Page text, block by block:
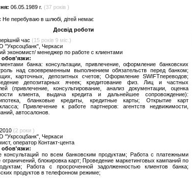
06.05.1989 г. (37 років )
Не перебуваю в шлюбі, дітей немає
Досвід роботи
час (15 років 9 міс.)
"Укрсоцбанк", Черкаси
экономист/ менеджер по работе с клиентами
обов'язки:
банка: консультации, привлечение, оформление банковских
над своевременным выполнением обязательств перед банком;
карточных, депозитных счетов; Оформление SWIFTпереводов;
депозитарных ячеек; кредитование физ. Лиц и частных
(привлечение, консультирование, анализ документации, оценка
клиента, выдача кредита и дальнейшее сопровождение):
бланковые кредиты, кредитные карты; Открытие карт
Привлечение к работе партнеров: агентств недвижимости,
автосалонов.
(2 роки )
"Укрсоцбанк", Черкаси
оператор Контакт-цента
обов'язки:
консультаций по всем банковским продуктам; Работа с платежными
ограничений, блокировка карт; Проведение маркетинговых кампаний по
Работа с просроченной задолженностью клиентов банка;
продуктов в телефонном режиме;